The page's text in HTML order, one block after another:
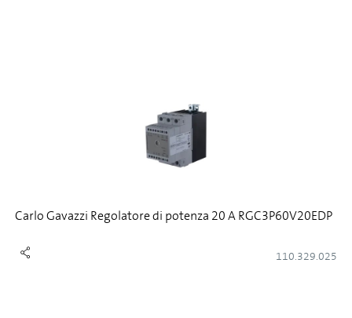
Carlo Gavazzi Regolatore di potenza 20 A RGC3P60V20EDP
110.329.025